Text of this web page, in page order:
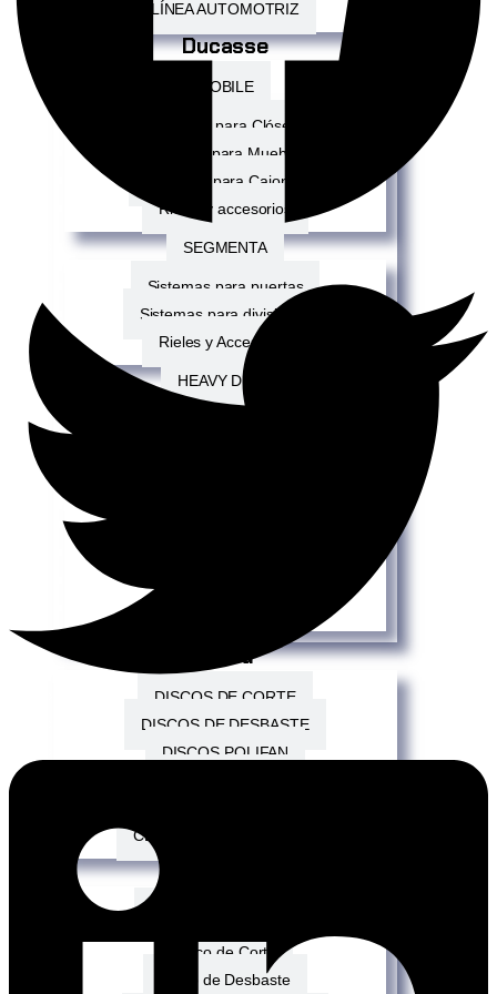
LÍNEA AUTOMOTRIZ
Ducasse
MOBILE
Sistemas para Clósets
Sistemas para Muebles
Sistemas para Cajones
Rieles y accesorios
SEGMENTA
Sistemas para puertas
Sistemas para divisiones
Rieles y Accesorios
HEAVY DUTY
Pferd
DISCOS DE CORTE
DISCOS DE DESBASTE
DISCOS POLIFAN
CEPILLOS MANUAL FLEX
Disco de Corte
Disco de Desbaste